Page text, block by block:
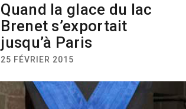
Quand la glace du lac
Brenet s’exportait
jusqu’à Paris
25 FÉVRIER 2015